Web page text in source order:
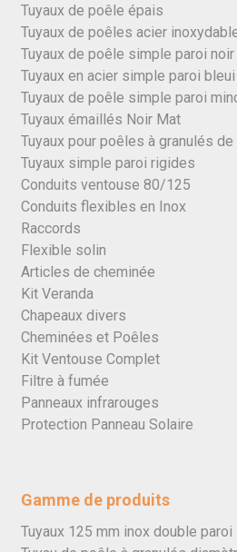
Tuyaux de poêle épais
Tuyaux de poêles acier
Tuyaux de poêle simple paroi noir
Tuyaux en acier simple paroi
Tuyaux de poêle simple paroi
Tuyaux émaillés Noir Mat
Tuyaux pour poêles à granulés
Tuyaux simple paroi rigides
Conduits ventouse 80/125
Conduits flexibles en Inox
Raccords
Flexible solin
Articles de cheminée
Kit Veranda
Chapeaux divers
Cheminées et Poêles
Kit Ventouse Complet
Filtre à fumée
Panneaux infrarouges
Protection Panneau Solaire
Gamme de produits
Tuyaux 125 mm inox double paroi